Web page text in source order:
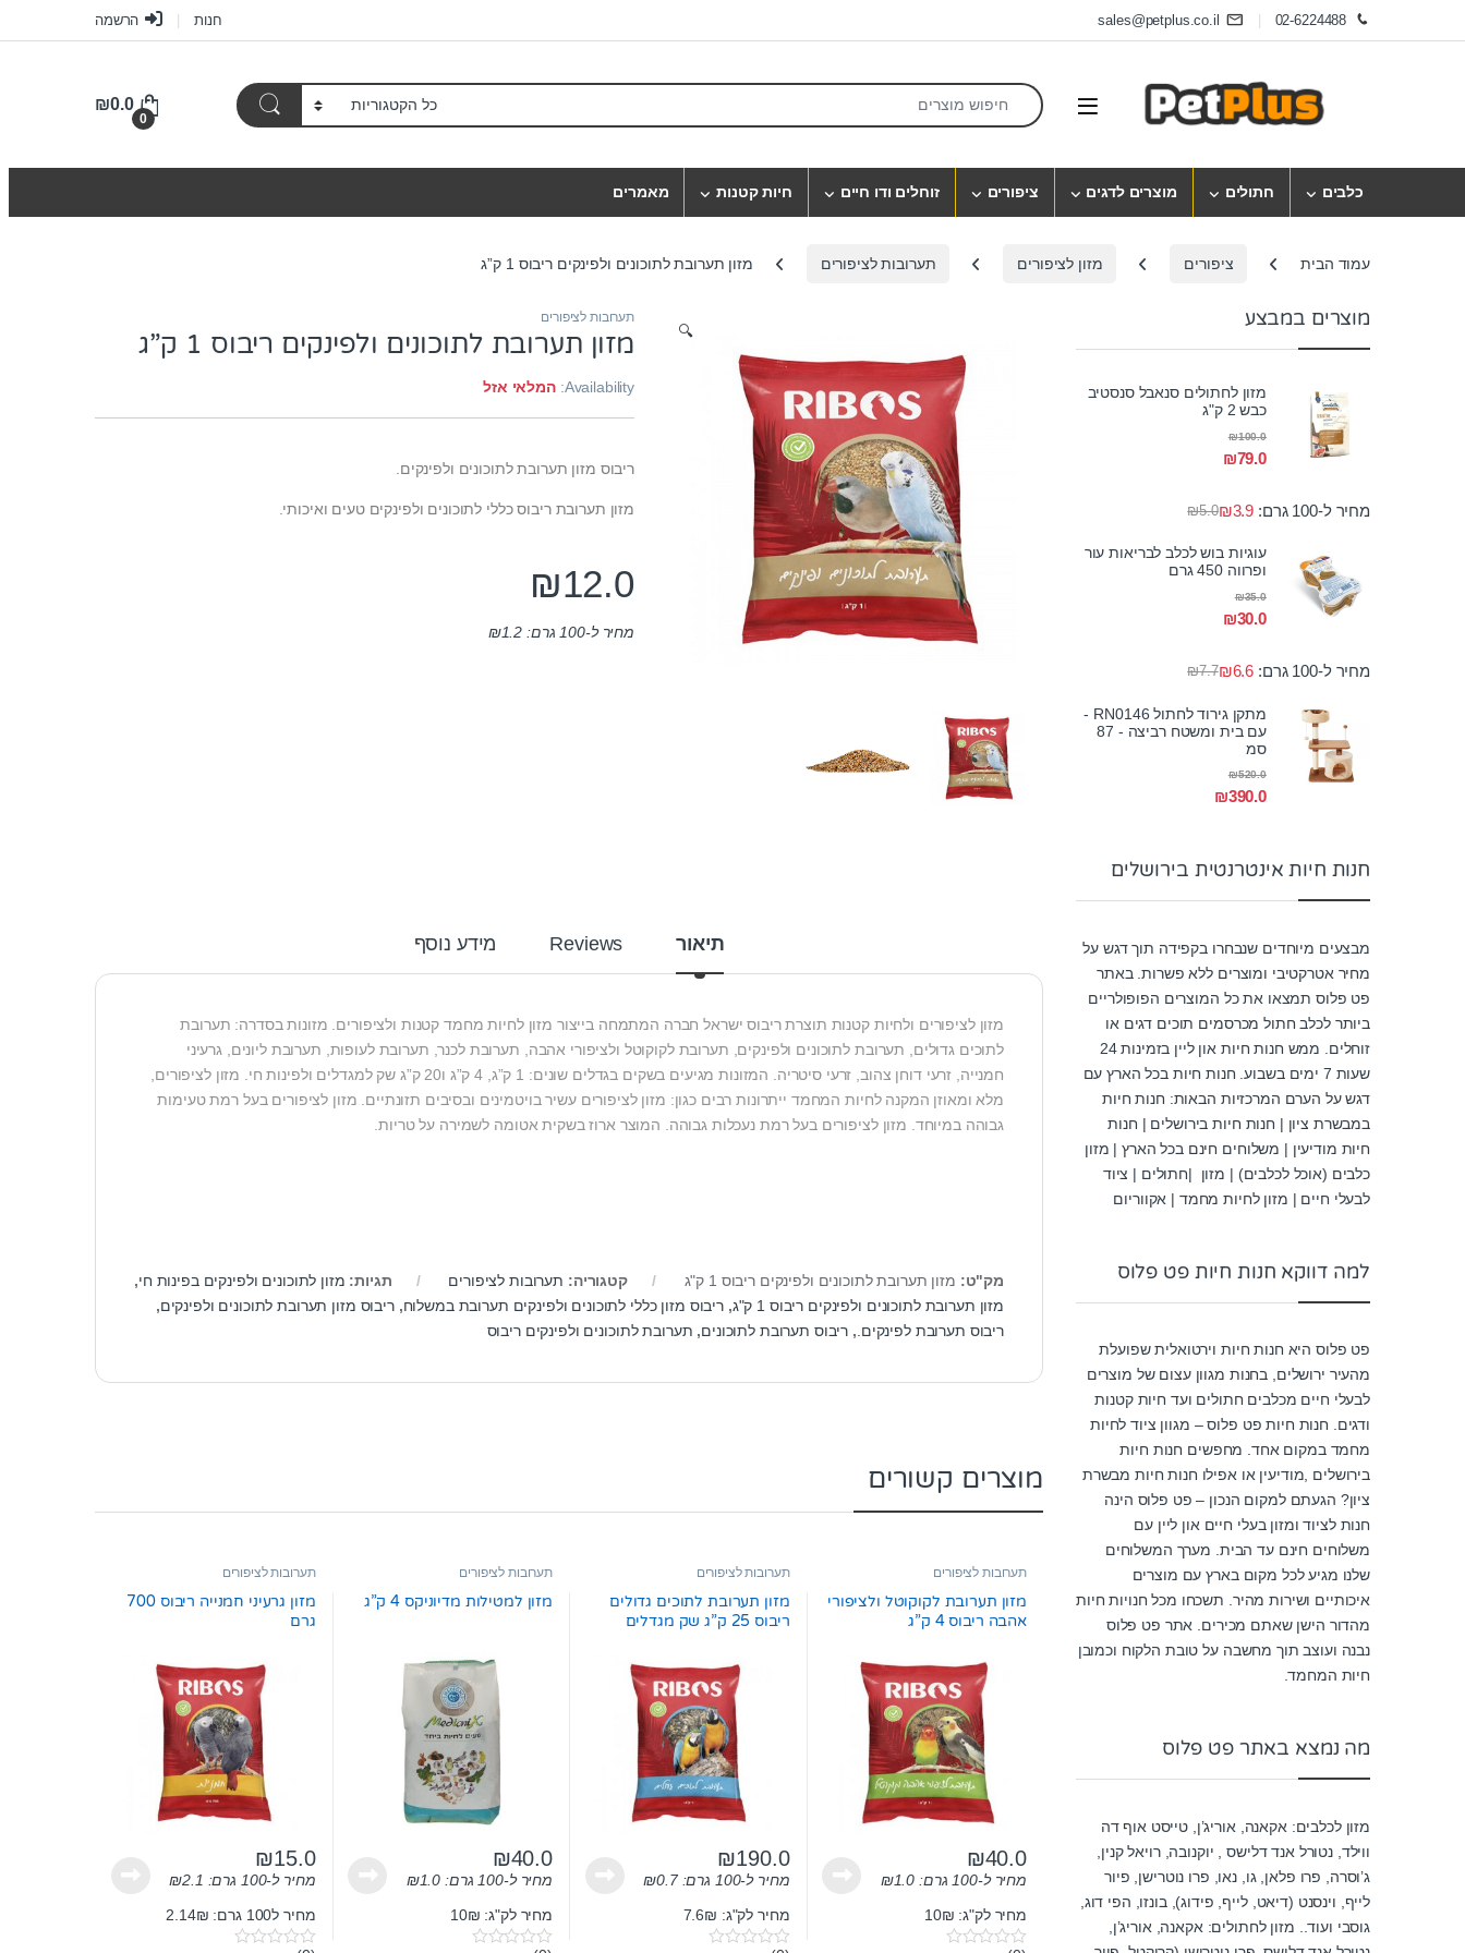
Skip to navigation
02-6224488
sales@petplus.co.il חנות הרשמה
Open
Search for:
0
₪0.0
כלבים חתולים מוצרים לדגים ציפורים זוחלים ודו חיים חיות קטנות מאמרים
עמוד הבית ציפורים מזון לציפורים תערובות לציפורים מזון תערובת לתוכונים ולפינקים ריבוס 1 ק”ג
🔍
תערובות לציפורים
מזון תערובת לתוכונים ולפינקים ריבוס 1 ק”ג
Availability: המלאי אזל
ריבוס מזון תערובת לתוכונים ולפינקים.
מזון תערובת ריבוס כללי לתוכונים ולפינקים טעים ואיכותי.
₪12.0
מחיר ל-100 גרם: ₪1.2
תיאור Reviews מידע נוסף
מזון לציפורים ולחיות קטנות תוצרת ריבוס ישראל חברה המתמחה בייצור מזון לחיות מחמד קטנות ולציפורים. מזונות בסדרה: תערובת
לתוכים גדולים, תערובת לתוכונים ולפינקים, תערובת לקוקוטל ולציפורי אהבה, תערובת לכנר, תערובת לעופות, תערובת ליונים, גרעיני
חמנייה, זרעי דוחן צהוב, זרעי סיטריה. המזונות מגיעים בשקים בגדלים שונים: 1 ק”ג, 4 ק”ג ו20 ק”ג שק למגדלים ולפינות חי. מזון לציפורים,
מלא ומאוזן המקנה לחיות המחמד ייתרונות רבים כגון: מזון לציפורים עשיר בויטמינים ובסיבים תזונתיים. מזון לציפורים בעל רמת טעימות
גבוהה במיוחד. מזון לציפורים בעל רמת נעכלות גבוהה. המוצר ארוז בשקית אטומה לשמירה על טריות.
מק"ט: מזון תערובת לתוכונים ולפינקים ריבוס 1 ק"ג קטגוריה: תערובות לציפורים תגיות: מזון לתוכונים ולפינקים בפינות חי,
מזון תערובת לתוכונים ולפינקים ריבוס 1 ק"ג
,ריבוס מזון כללי לתוכונים ולפינקים תערובת במשלוח,ריבוס מזון תערובת לתוכונים ולפינקים,
ריבוס תערובת לפינקים. , ריבוס תערובת לתוכונים, תערובת לתוכונים ולפינקים ריבוס
מוצרים קשורים
תערובות לציפורים
מזון תערובת לקוקוטל ולציפורי
אהבה ריבוס 4 ק”ג
₪40.0
מחיר ל-100 גרם: ₪1.0
מחיר לק"ג: 10₪
תערובות לציפורים
מזון תערובת לתוכים גדולים
ריבוס 25 ק”ג שק מגדלים
₪190.0
מחיר ל-100 גרם: ₪0.7
מחיר לק"ג: 7.6₪
תערובות לציפורים
מזון למטילות מדיוניקס 4 ק”ג
₪40.0
מחיר ל-100 גרם: ₪1.0
מחיר לק"ג: 10₪
תערובות לציפורים
מזון גרעיני חמנייה ריבוס 700
גרם
₪15.0
מחיר ל-100 גרם: ₪2.1
מחיר ל100 גרם: 2.14₪
מוצרים במבצע
מזון לחתולים סנאבל סנסטיב
כבש 2 ק"ג
₪79.0
₪100.0
מחיר ל-100 גרם: ₪5.0₪3.9
עוגיות בוש לכלב לבריאות עור
ופרווה 450 גרם
₪30.0
₪35.0
מחיר ל-100 גרם: ₪7.7₪6.6
מתקן גירוד לחתול RN0146 -
עם בית ומשטח רביצה - 87
סמ
₪390.0
₪520.0
חנות חיות אינטרנטית בירושלים
מבצעים מיוחדים שנבחרו בקפידה תוך דגש על
מחיר אטרקטיבי ומוצרים ללא פשרות. באתר
פט פלוס תמצאו את כל המוצרים הפופולריים
ביותר לכלב חתול מכרסמים תוכים דגים או
זוחלים. ממש חנות חיות און ליין בזמינות 24
שעות 7 ימים בשבוע. חנות חיות בכל הארץ עם
דגש על הערם המרכזיות הבאות: חנות חיות
במבשרת ציון | חנות חיות בירושלים | חנות
חיות מודיעין | משלוחים חינם בכל הארץ | מזון
כלבים (אוכל לכלבים) | מזון |חתולים | ציוד
לבעלי חיים | מזון לחיות מחמד | אקווריום
למה דווקא חנות חיות פט פלוס
פט פלוס היא חנות חיות וירטואלית שפועלת
מהעיר ירושלים, בחנות מגוון עצום של מוצרים
לבעלי חיים מכלבים חתולים ועד חיות קטנות
ודגים. חנות חיות פט פלוס – מגוון ציוד לחיות
מחמד במקום אחד. מחפשים חנות חיות
בירושלים ,מודיעין או אפילו חנות חיות מבשרת
ציון? הגעתם למקום הנכון – פט פלוס הינה
חנות לציוד ומזון בעלי חיים און ליין עם
משלוחים חינם עד הבית. מערך המשלוחים
שלנו מגיע לכל מקום בארץ עם מוצרים
איכותיים ושירות מהיר. תשכחו מכל חנויות חיות
מהדור הישן שאתם מכירים. אתר פט פלוס
נבנה ועוצב תוך מחשבה על טובת הלקוח וכמובן
חיות המחמד.
מה נמצא באתר פט פלוס
מזון לכלבים: אקאנה, אוריג’ן, טייסט אוף דה
ווילד, נטורל אנד דלישס , יוקנובה, רויאל קנין,
ג’וסרה, פרו פלאן, גו, נאו, פרו נוטרישן, פיור
לייף, וינסנט (דיאט, לייף, פידוג), בונזו, הפי דוג,
גוסבי ועוד.. מזון לחתולים: אקאנה, אוריג’ן,